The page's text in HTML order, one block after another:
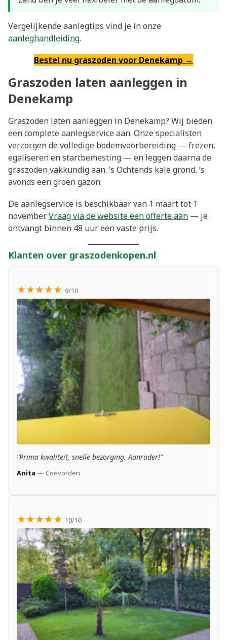
Vergelijkende aanlegtips vind je in onze
aanleghandleiding.
Bestel nu graszoden voor Denekamp →
Graszoden laten aanleggen in
Denekamp
Graszoden laten aanleggen in Denekamp? Wij bieden
een complete aanlegservice aan. Onze specialisten
verzorgen de volledige bodemvoorbereiding — frezen,
egaliseren en startbemesting — en leggen daarna de
graszoden vakkundig aan. ’s Ochtends kale grond, ’s
avonds een groen gazon.
De aanlegservice is beschikbaar van 1 maart tot 1
november.Vraag via de website een offerte aan — je
ontvangt binnen 48 uur een vaste prijs.
Klanten over graszodenkopen.nl
★★★★★ 9/10
“Prima kwaliteit, snelle bezorging. Aanrader!”
Anita — Coevorden
★★★★★ 10/10